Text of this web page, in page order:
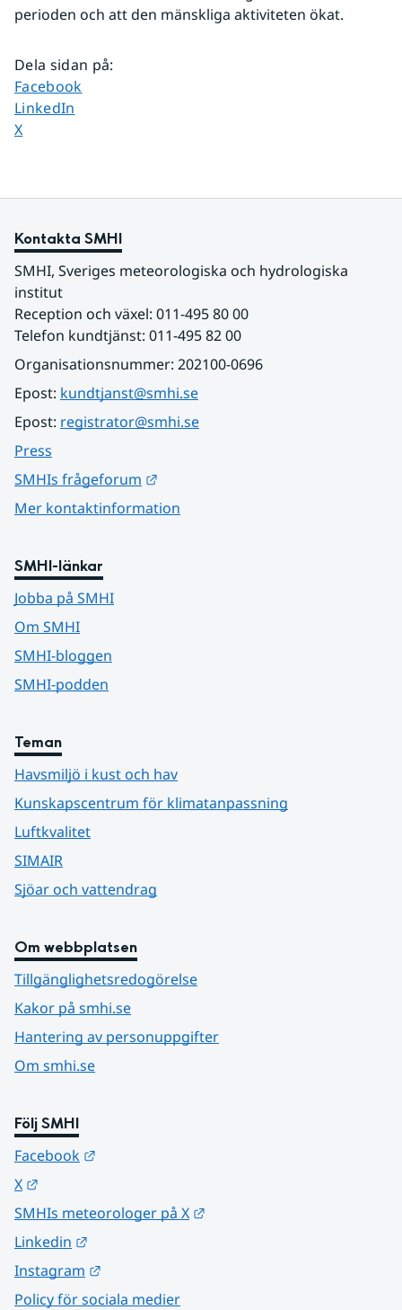
perioden och att den mänskliga aktiviteten ökat.
Dela sidan på:
Dela sidan på
Facebook
Dela sidan på
LinkedIn
Dela sidan på
X
Kontakta SMHI
SMHI, Sveriges meteorologiska och hydrologiska
institut
Reception och växel: 011-495 80 00
Telefon kundtjänst: 011-495 82 00
Organisationsnummer: 202100-0696
Epost: kundtjanst@smhi.se
Epost: registrator@smhi.se
Press
SMHIs frågeforum
Mer kontaktinformation
SMHI-länkar
Jobba på SMHI
Om SMHI
SMHI-bloggen
SMHI-podden
Teman
Havsmiljö i kust och hav
Kunskapscentrum för klimatanpassning
Luftkvalitet
SIMAIR
Sjöar och vattendrag
Om webbplatsen
Tillgänglighetsredogörelse
Kakor på smhi.se
Hantering av personuppgifter
Om smhi.se
Följ SMHI
Facebook
X
SMHIs meteorologer på X
Linkedin
Instagram
Policy för sociala medier